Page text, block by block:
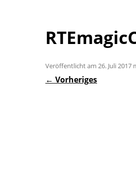
Veröffentlicht am 26. Juli 2017
← Vorheriges